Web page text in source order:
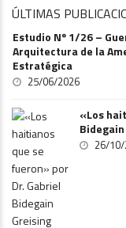
ÚLTIMAS
Estudio Nº 1/26 –
Arquitectura de la
Estratégica
25/06/2026
«Los
26/